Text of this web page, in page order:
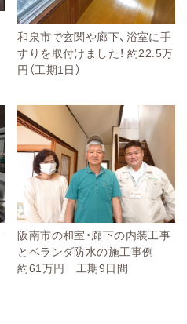
和泉市で玄関や廊下、浴室に手
すりを取付けました！ 約22.5万
円（工期1日）
阪南市の和室・廊下の内装工事
とベランダ防水の施工事例
約61万円 工期9日間